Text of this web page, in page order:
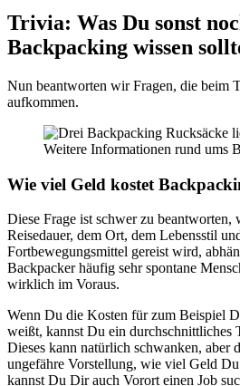
Trivia: Was Du sonst
Backpacking wissen
Nun beantworten wir Fragen, die beim
aufkommen.
Weitere Informationen rund ums
Wie viel Geld kostet
Diese Frage ist schwer zu beantworten,
Reisedauer, dem Ort, dem Lebensstil
Fortbewegungsmittel gereist wird,
Backpacker häufig sehr spontane
wirklich im Voraus.
Wenn Du die Kosten für zum Beispiel
weißt, kannst Du ein durchschnittliches
Dieses kann natürlich schwanken, aber
ungefähre Vorstellung, wie viel Geld
kannst Du Dir auch Vorort einen Job